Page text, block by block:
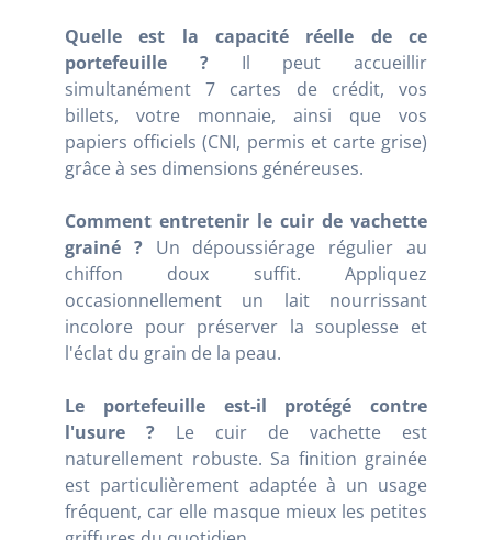
Quelle est la capacité réelle de ce
portefeuille ?Il peut accueillir
simultanément 7 cartes de crédit, vos
billets, votre monnaie, ainsi que vos
papiers officiels (CNI, permis et carte grise)
grâce à ses dimensions généreuses.
Comment entretenir le cuir de vachette
grainé ?Un dépoussiérage régulier au
chiffon doux suffit. Appliquez
occasionnellement un lait nourrissant
incolore pour préserver la souplesse et
l'éclat du grain de la peau.
Le portefeuille est-il protégé contre
l'usure ? Le cuir de vachette est
naturellement robuste. Sa finition grainée
est particulièrement adaptée à un usage
fréquent, car elle masque mieux les petites